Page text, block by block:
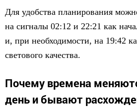
Для удобства планирования
на сигналы 02:12 и 22:21 как
и, при необходимости, на 19:42
светового качества.
Почему времена
день и бывают